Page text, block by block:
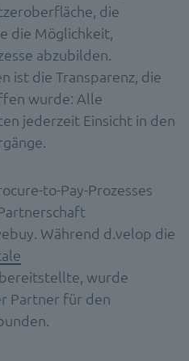
die
die Möglichkeit,
abzubilden.
ist die Transparenz, die
wurde: Alle
jederzeit Einsicht in den
to-Pay-Prozesses
Während d.velop die
bereitstellte, wurde
Partner für den